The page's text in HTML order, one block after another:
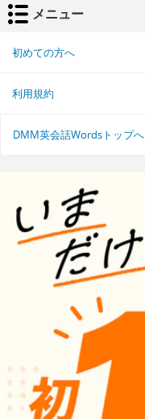
メニュー
初めての方へ
利用規約
DMM英会話Wordsトップへ